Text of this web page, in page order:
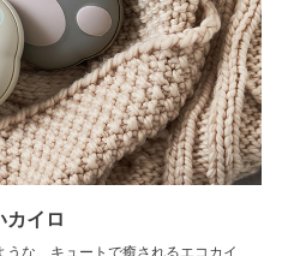
カイロ
な、キュートで癒されるエコカイ